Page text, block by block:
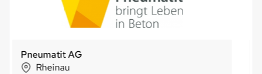
BIO TEST AGRO AG
Münsingen